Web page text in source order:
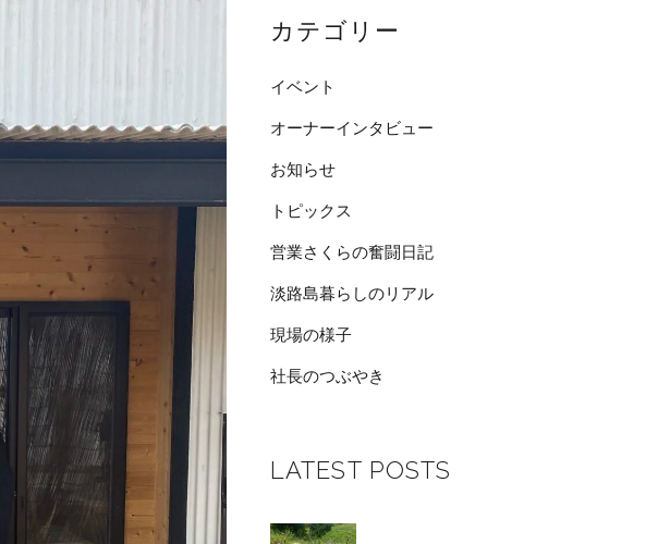
カテゴリー
イベント
オーナーインタビュー
お知らせ
トピックス
営業さくらの奮闘日記
淡路島暮らしのリアル
現場の様子
社長のつぶやき
LATEST POSTS